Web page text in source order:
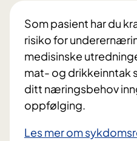
Som pasient har du
risiko for
medisinske
mat- og drikkeinntak
ditt næringsbehov
oppfølging.
Les mer om